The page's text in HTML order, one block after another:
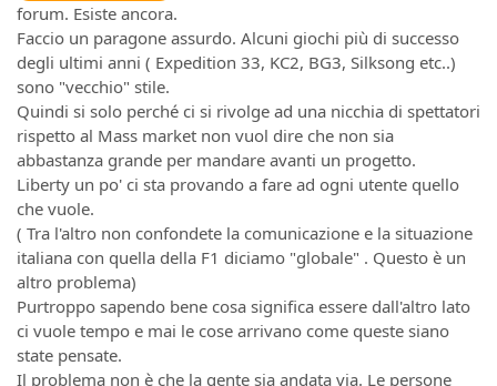
forum. Esiste ancora.
Faccio un paragone assurdo. Alcuni giochi più di successo
degli ultimi anni ( Expedition 33, KC2, BG3, Silksong etc..)
sono "vecchio" stile.
Quindi si solo perché ci si rivolge ad una nicchia di spettatori
rispetto al Mass market non vuol dire che non sia
abbastanza grande per mandare avanti un progetto.
Liberty un po' ci sta provando a fare ad ogni utente quello
che vuole.
( Tra l'altro non confondete la comunicazione e la situazione
italiana con quella della F1 diciamo "globale" . Questo è un
altro problema)
Purtroppo sapendo bene cosa significa essere dall'altro lato
ci vuole tempo e mai le cose arrivano come queste siano
state pensate.
Il problema non è che la gente sia andata via. Le persone